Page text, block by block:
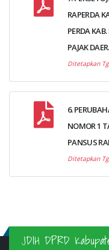
RAPERDA
PERDA
PAJAK
Ditetapkan
6.
NOMOR 1
PANSUS
Ditetapkan
JDIH DPRD